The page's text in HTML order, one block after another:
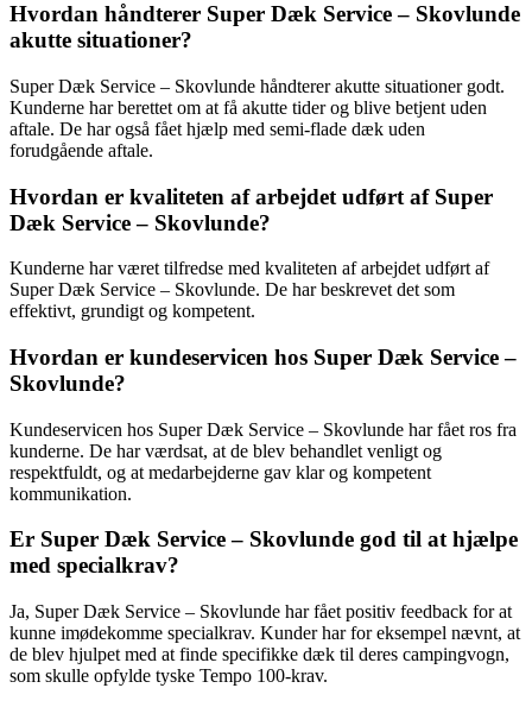
Hvordan håndterer Super Dæk Service – Skovlunde
akutte situationer?
Super Dæk Service – Skovlunde håndterer akutte situationer godt.
Kunderne har berettet om at få akutte tider og blive betjent uden
aftale. De har også fået hjælp med semi-flade dæk uden
forudgående aftale.
Hvordan er kvaliteten af arbejdet udført af Super
Dæk Service – Skovlunde?
Kunderne har været tilfredse med kvaliteten af arbejdet udført af
Super Dæk Service – Skovlunde. De har beskrevet det som
effektivt, grundigt og kompetent.
Hvordan er kundeservicen hos Super Dæk Service –
Skovlunde?
Kundeservicen hos Super Dæk Service – Skovlunde har fået ros fra
kunderne. De har værdsat, at de blev behandlet venligt og
respektfuldt, og at medarbejderne gav klar og kompetent
kommunikation.
Er Super Dæk Service – Skovlunde god til at hjælpe
med specialkrav?
Ja, Super Dæk Service – Skovlunde har fået positiv feedback for at
kunne imødekomme specialkrav. Kunder har for eksempel nævnt, at
de blev hjulpet med at finde specifikke dæk til deres campingvogn,
som skulle opfylde tyske Tempo 100-krav.